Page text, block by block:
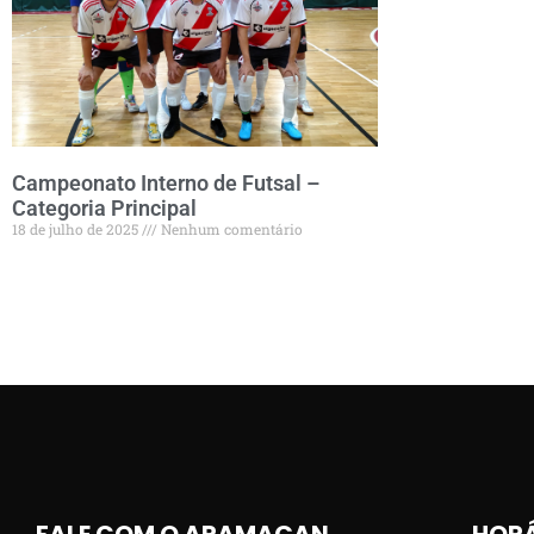
Campeonato Interno de Futsal –
Categoria Principal
18 de julho de 2025 Nenhum comentário